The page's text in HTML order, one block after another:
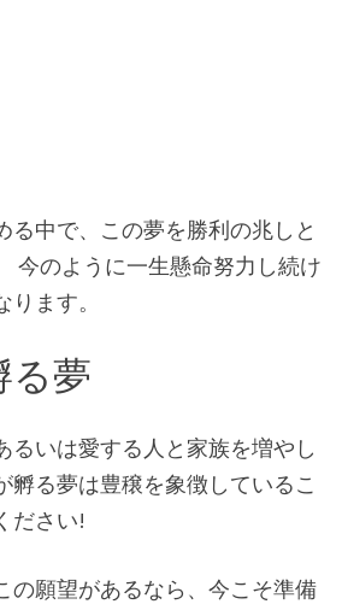
る中で、この夢を勝利の兆しと
今のように一生懸命努力し続け
ます。
る夢
るいは愛する人と家族を増やし
孵る夢は豊穣を象徴しているこ
ださい!
の願望があるなら、今こそ準備